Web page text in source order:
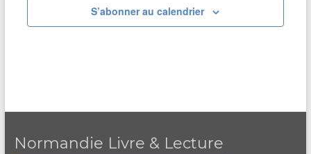
S’abonner au calendrier
Normandie Livre & Lecture